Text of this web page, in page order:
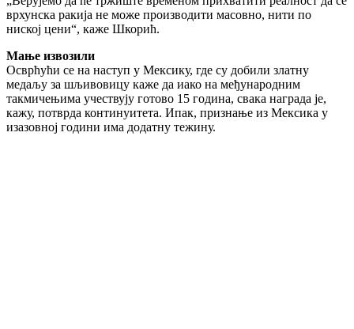
врхунска ракија не може производити масовно, нити по
ниској цени“, каже Шкорић.
Мање извозили
Осврћући се на наступ у Мексику, где су добили златну
медаљу за шљивовицу каже да иако на међународним
такмичењима учествују готово 15 година, свака награда је,
кажу, потврда континуитета. Ипак, признање из Мексика у
изазовној години има додатну тежину.